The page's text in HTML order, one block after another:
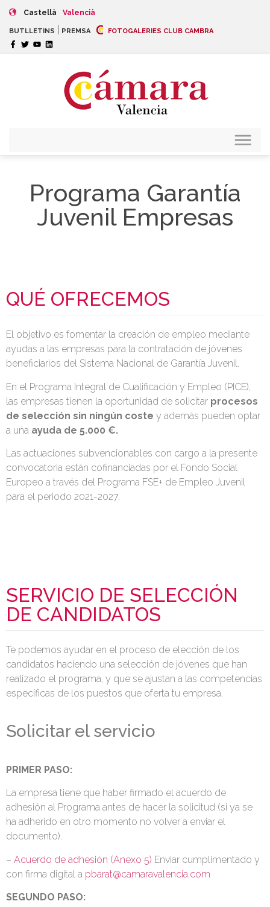
Castellà Valencià
BUTLLETINS PREMSA FOTOGALERIES CLUB CAMBRA
Programa Garantía
Juvenil Empresas
QUÉ OFRECEMOS
El objetivo es fomentar la creación de empleo mediante
ayudas a las empresas para la contratación de jóvenes
beneficiarios del Sistema Nacional de Garantía Juvenil.
En el Programa Integral de Cualificación y Empleo (PICE),
las empresas tienen la oportunidad de solicitar procesos
de selección sin ningún coste y además pueden optar
a una ayuda de 5.000 €.
Las actuaciones subvencionables con cargo a la presente
convocatoria están cofinanciadas por el Fondo Social
Europeo a través del Programa FSE+ de Empleo Juvenil
para el periodo 2021-2027.
SERVICIO DE SELECCIÓN
DE CANDIDATOS
Te podemos ayudar en el proceso de elección de los
candidatos haciendo una selección de jóvenes que han
realizado el programa, y que se ajustan a las competencias
específicas de los puestos que oferta tu empresa.
Solicitar el servicio
PRIMER PASO:
La empresa tiene que haber firmado el acuerdo de
adhesión al Programa antes de hacer la solicitud (si ya se
ha adherido en otro momento no volver a enviar el
documento).
– Acuerdo de adhesión (Anexo 5) Enviar cumplimentado y
con firma digital a pbarat@camaravalencia.com
SEGUNDO PASO: